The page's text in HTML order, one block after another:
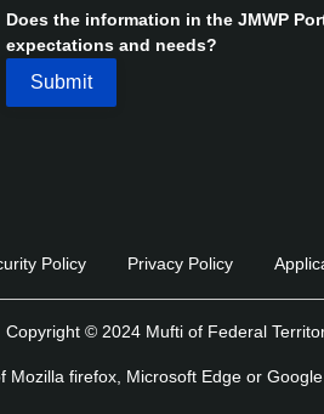
Does the information in the JMWP
expectations and needs?
Policy Privacy Policy
Copyright © 2024 Mufti of Federal
Mozilla firefox, Microsoft Edge or